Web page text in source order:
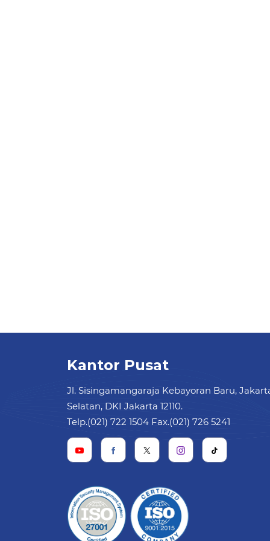
Kantor Pusat
Jl. Sisingamangaraja Kebayoran Baru,
Selatan, DKI Jakarta 12110.
Telp.(021) 722 1504 Fax.(021) 726 5241